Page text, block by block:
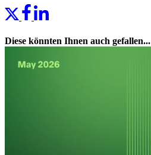
Diese könnten Ihnen auch gefallen...